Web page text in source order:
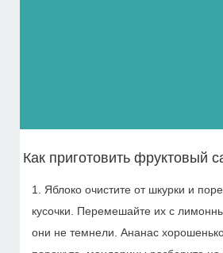
Как приготовить фруктовый
1. Яблоко очистите от шкурки и
кусочки. Перемешайте их с
они не темнели. Ананас